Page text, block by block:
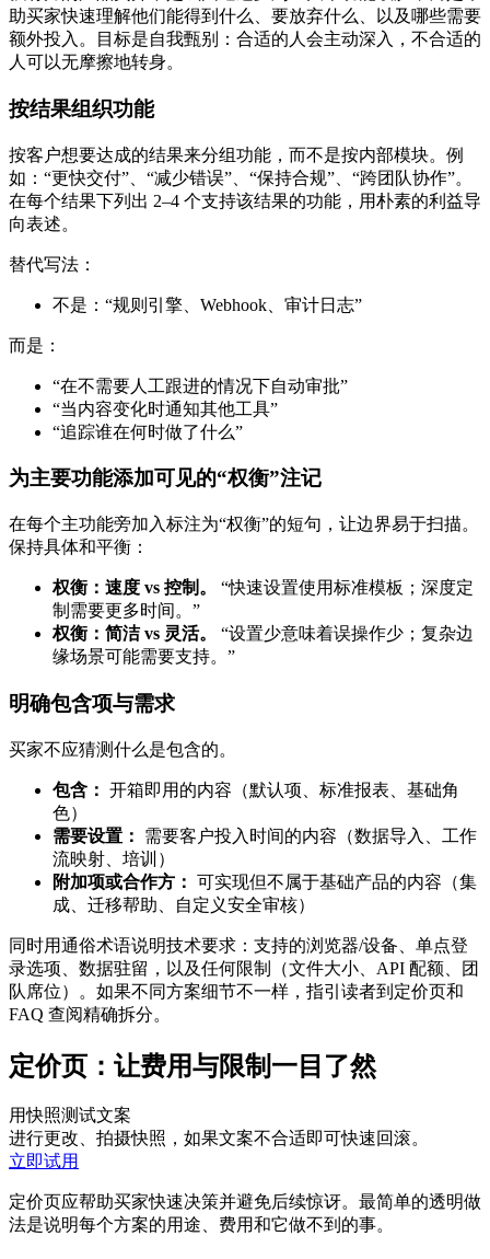
助买家快速理解他们能得到什么、要放弃什么、以及哪些需要
额外投入。目标是自我甄别：合适的人会主动深入，不合适的
人可以无摩擦地转身。
按结果组织功能
按客户想要达成的结果来分组功能，而不是按内部模块。例
如：“更快交付”、“减少错误”、“保持合规”、“跨团队协作”。
在每个结果下列出 2–4 个支持该结果的功能，用朴素的利益导
向表述。
替代写法：
不是：“规则引擎、Webhook、审计日志”
而是：
“在不需要人工跟进的情况下自动审批”
“当内容变化时通知其他工具”
“追踪谁在何时做了什么”
为主要功能添加可见的“权衡”注记
在每个主功能旁加入标注为“权衡”的短句，让边界易于扫描。
保持具体和平衡：
权衡：速度 vs 控制。
“快速设置使用标准模板；深度定
制需要更多时间。”
权衡：简洁 vs 灵活。
“设置少意味着误操作少；复杂边
缘场景可能需要支持。”
明确包含项与需求
买家不应猜测什么是包含的。
包含： 开箱即用的内容（默认项、标准报表、基础角
色）
需要设置：
需要客户投入时间的内容（数据导入、工作
流映射、培训）
附加项或合作方： 可实现但不属于基础产品的内容（集
成、迁移帮助、自定义安全审核）
同时用通俗术语说明技术要求：支持的浏览器/设备、单点登
录选项、数据驻留，以及任何限制（文件大小、API 配额、团
队席位）。如果不同方案细节不一样，指引读者到定价页和
FAQ 查阅精确拆分。
定价页：让费用与限制一目了然
用快照测试文案
进行更改、拍摄快照，如果文案不合适即可快速回滚。
立即试用
定价页应帮助买家快速决策并避免后续惊讶。最简单的透明做
法是说明每个方案的用途、费用和它做不到的事。